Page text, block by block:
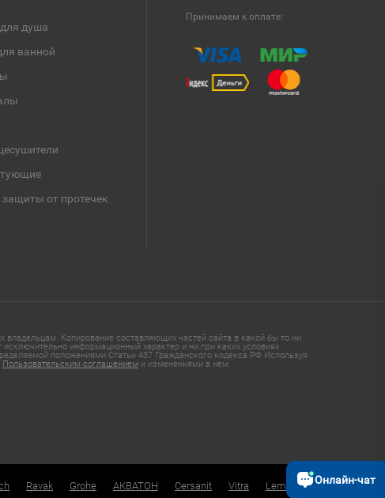
душа
ванной
от протечек
Принимаем к оплате:
Копирование составляющих частей сайта в какой бы то ни
информационный характер и ни при каких условиях
положениями Статьи 437 Гражданского кодекса РФ Используя
Пользовательским соглашением и изменениями в нем.
Ravak Grohe АКВАТОН Cersanit Vitra Lemark
Онлайн-чат